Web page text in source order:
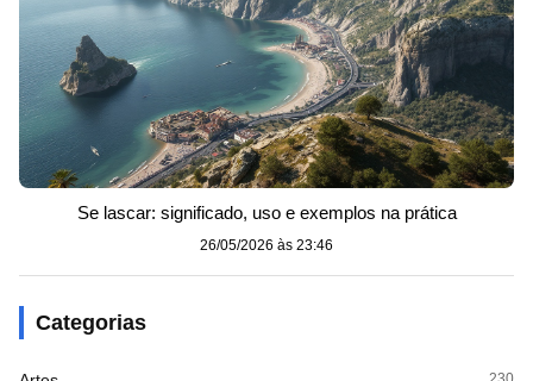
Se lascar: significado, uso e exemplos na prática
26/05/2026 às 23:46
Categorias